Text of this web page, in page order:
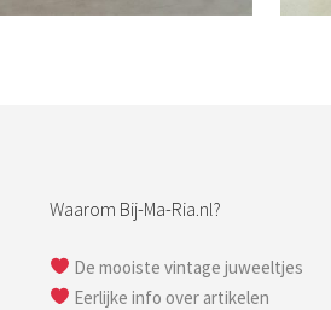
Waarom Bij-Ma-Ria.nl?
De mooiste vintage juweeltjes
Eerlijke info over artikelen